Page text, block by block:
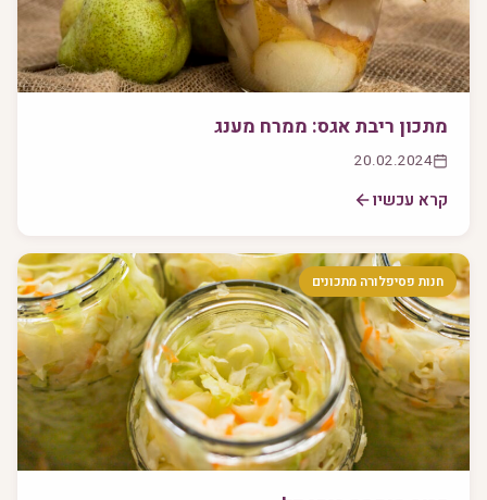
מתכון ריבת אגס: ממרח מענג
20.02.2024
קרא עכשיו
חנות פסיפלורה מתכונים